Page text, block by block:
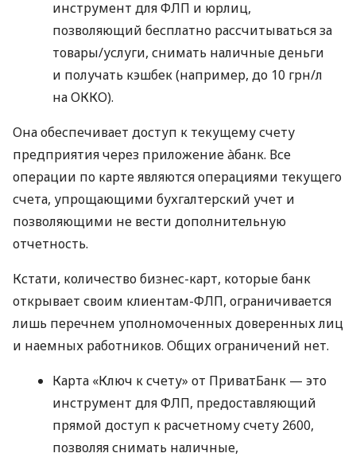
инструмент для ФЛП и юрлиц,
позволяющий бесплатно рассчитываться за
товары/услуги, снимать наличные деньги
и получать кэшбек (например, до 10 грн/л
на ОККО).
Она обеспечивает доступ к текущему счету
предприятия через приложение àбанк. Все
операции по карте являются операциями текущего
счета, упрощающими бухгалтерский учет и
позволяющими не вести дополнительную
отчетность.
Кстати, количество бизнес-карт, которые банк
открывает своим клиентам-ФЛП, ограничивается
лишь перечнем уполномоченных доверенных лиц
и наемных работников. Общих ограничений нет.
Карта «Ключ к счету» от ПриватБанк — это
инструмент для ФЛП, предоставляющий
прямой доступ к расчетному счету 2600,
позволяя снимать наличные,